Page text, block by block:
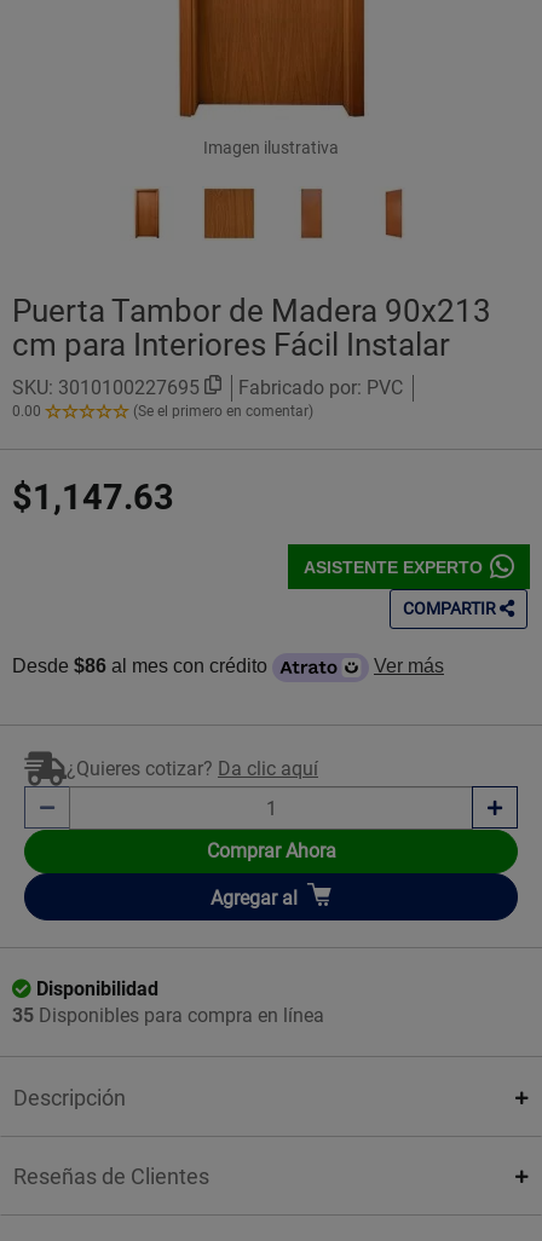
Imagen ilustrativa
Puerta Tambor de Madera 90x213
cm para Interiores Fácil Instalar
SKU: 3010100227695 Fabricado por: PVC
0.00
0.00
Estrellas!
(Se el primero en comentar)
$1,147.63
ASISTENTE EXPERTO
COMPARTIR
Desde $86 al mes con crédito Ver más
¿Quieres cotizar? Da clic aquí
Comprar Ahora
Añadir
Agregar al
Disponibilidad
35 Disponibles para compra en línea
Descripción
Reseñas de Clientes